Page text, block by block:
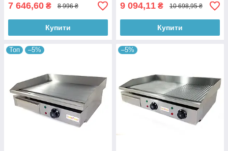
7 646,60 ₴ 8 996 ₴
Купити
9 094,11 ₴ 10 698,95 ₴
Купити
Топ –5% –5%